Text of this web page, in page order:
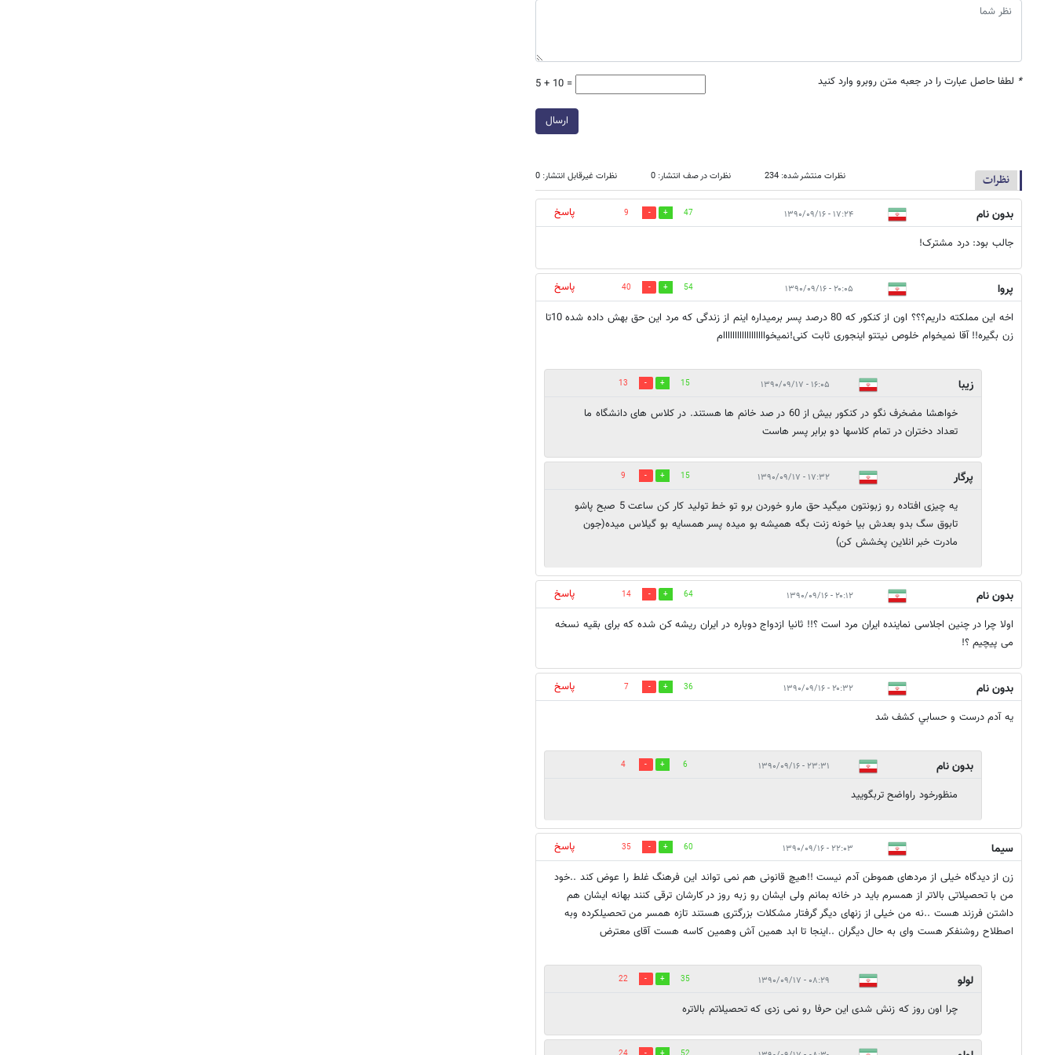
* لطفا حاصل عبارت را در جعبه متن روبرو وارد کنید 5 + 10 =
ارسال
نظرات نظرات منتشر شده: 234 نظرات در صف انتشار: 0 نظرات غیرقابل انتشار: 0
بدون نام ۱۷:۲۴ - ۱۳۹۰/۰۹/۱۶ 47
9
پاسخ
جالب بود: درد مشترک!
پروا ۲۰:۰۵ - ۱۳۹۰/۰۹/۱۶ 54
40
پاسخ
اخه این مملکته داریم؟؟؟ اون از کنکور که 80 درصد پسر برمیداره اینم از زندگی که مرد این حق بهش داده شده 10تا
زن بگیره!! آقا نمیخوام خلوص نیتتو اینجوری ثابت کنی!نمیخواااااااااااااااااام
زیبا ۱۶:۰۵ - ۱۳۹۰/۰۹/۱۷ 15
13
خواهشا مضخرف نگو در کنکور بیش از 60 در صد خانم ها هستند. در کلاس های دانشگاه ما
تعداد دختران در تمام کلاسها دو برابر پسر هاست
پرگار ۱۷:۳۲ - ۱۳۹۰/۰۹/۱۷ 15
9
یه چیزی افتاده رو زبونتون میگید حق مارو خوردن برو تو خط تولید کار کن ساعت 5 صبح پاشو
تابوق سگ بدو بعدش بیا خونه زنت بگه همیشه بو میده پسر همسایه بو گیلاس میده(جون
مادرت خبر انلاین پخشش کن)
بدون نام ۲۰:۱۲ - ۱۳۹۰/۰۹/۱۶ 64
14
پاسخ
اولا چرا در چنین اجلاسی نماینده ایران مرد است ؟!! ثانیا ازدواج دوباره در ایران ریشه کن شده که برای بقیه نسخه
می پیچیم ؟!
بدون نام ۲۰:۳۲ - ۱۳۹۰/۰۹/۱۶ 36
7
پاسخ
يه آدم درست و حسابي كشف شد
بدون نام ۲۳:۳۱ - ۱۳۹۰/۰۹/۱۶ 6
4
منظورخود راواضح تربگوييد
سیما ۲۲:۰۳ - ۱۳۹۰/۰۹/۱۶ 60
35
پاسخ
زن از دیدگاه خیلی از مردهای هموطن آدم نیست !!هیچ قانونی هم نمی تواند این فرهنگ غلط را عوض کند ..خود
من با تحصیلاتی بالاتر از همسرم باید در خانه بمانم ولی ایشان رو زبه روز در کارشان ترقی کنند بهانه ایشان هم
داشتن فرزند هست ..نه من خیلی از زنهای دیگر گرفتار مشکلات بزرگتری هستند تازه همسر من تحصیلکرده وبه
اصطلاح روشنفکر هست وای به حال دیگران ..اینجا تا ابد همین آش وهمین کاسه هست آقای معترض
لولو ۰۸:۲۹ - ۱۳۹۰/۰۹/۱۷ 35
22
چرا اون روز که زنش شدی این حرفا رو نمی زدی که تحصیلاتم بالاتره